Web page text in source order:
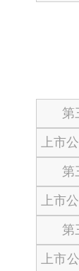
第
上市
第
上市
第
上市